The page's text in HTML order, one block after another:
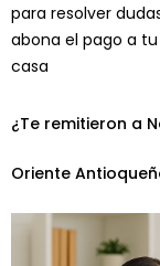
para resolver
abona el pago a
casa
¿Te remitieron a
Oriente